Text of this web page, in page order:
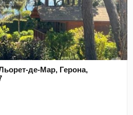
де-Мар, Герона,